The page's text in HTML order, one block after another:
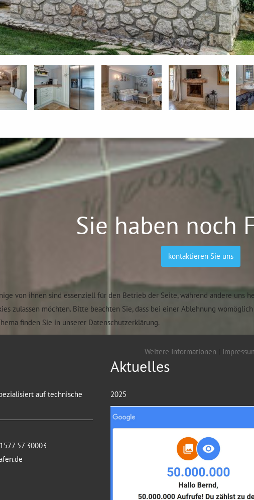
Sie haben noch
kontaktieren Sie uns
auf technische
57 30003
Aktuelles
2025
von ihnen sind essenziell für den Betrieb der Seite, während andere uns
zulassen möchten. Bitte beachten Sie, dass bei einer Ablehnung
finden Sie in unserer Datenschutzerklärung.
Weitere Informationen